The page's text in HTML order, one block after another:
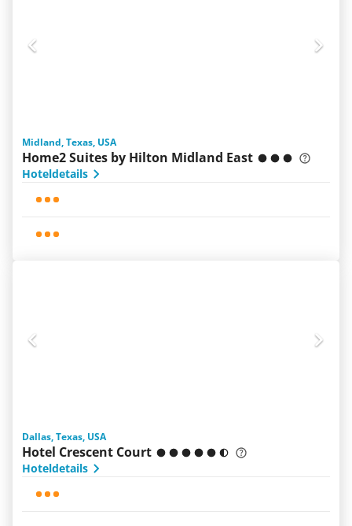
Midland, Texas, USA
Home2 Suites by Hilton Midland East
Hoteldetails
Dallas, Texas, USA
Hotel Crescent Court
Hoteldetails